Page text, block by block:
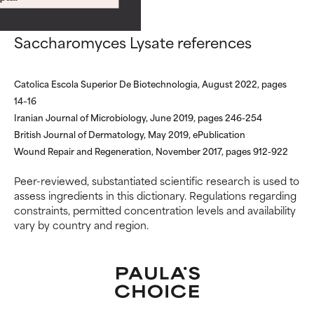
Saccharomyces Lysate references
Catolica Escola Superior De Biotechnologia, August 2022, pages
14–16
Iranian Journal of Microbiology, June 2019, pages 246-254
British Journal of Dermatology, May 2019, ePublication
Wound Repair and Regeneration, November 2017, pages 912-922
Peer-reviewed, substantiated scientific research is used to
assess ingredients in this dictionary. Regulations regarding
constraints, permitted concentration levels and availability
vary by country and region.
ingredientes básicos o que no
respaldo científico.
RECOMENDABLE
beneficios se recomienda
evitarlo por su probabilidad de
causar irritación, especialmente
ingredientes problemáticos.
DESACONSEJABLE
Ha demostrado provocar
irritación, inflamación o
sequedad, especialmente si se
utiliza en altas concentraciones
ingredientes básicos o que no
respaldo científico.
RECOMENDABLE
beneficios se recomienda
evitarlo por su probabilidad de
causar irritación, especialmente
ingredientes problemáticos.
DESACONSEJABLE
Ha demostrado provocar
irritación, inflamación o
sequedad, especialmente si se
utiliza en altas concentraciones